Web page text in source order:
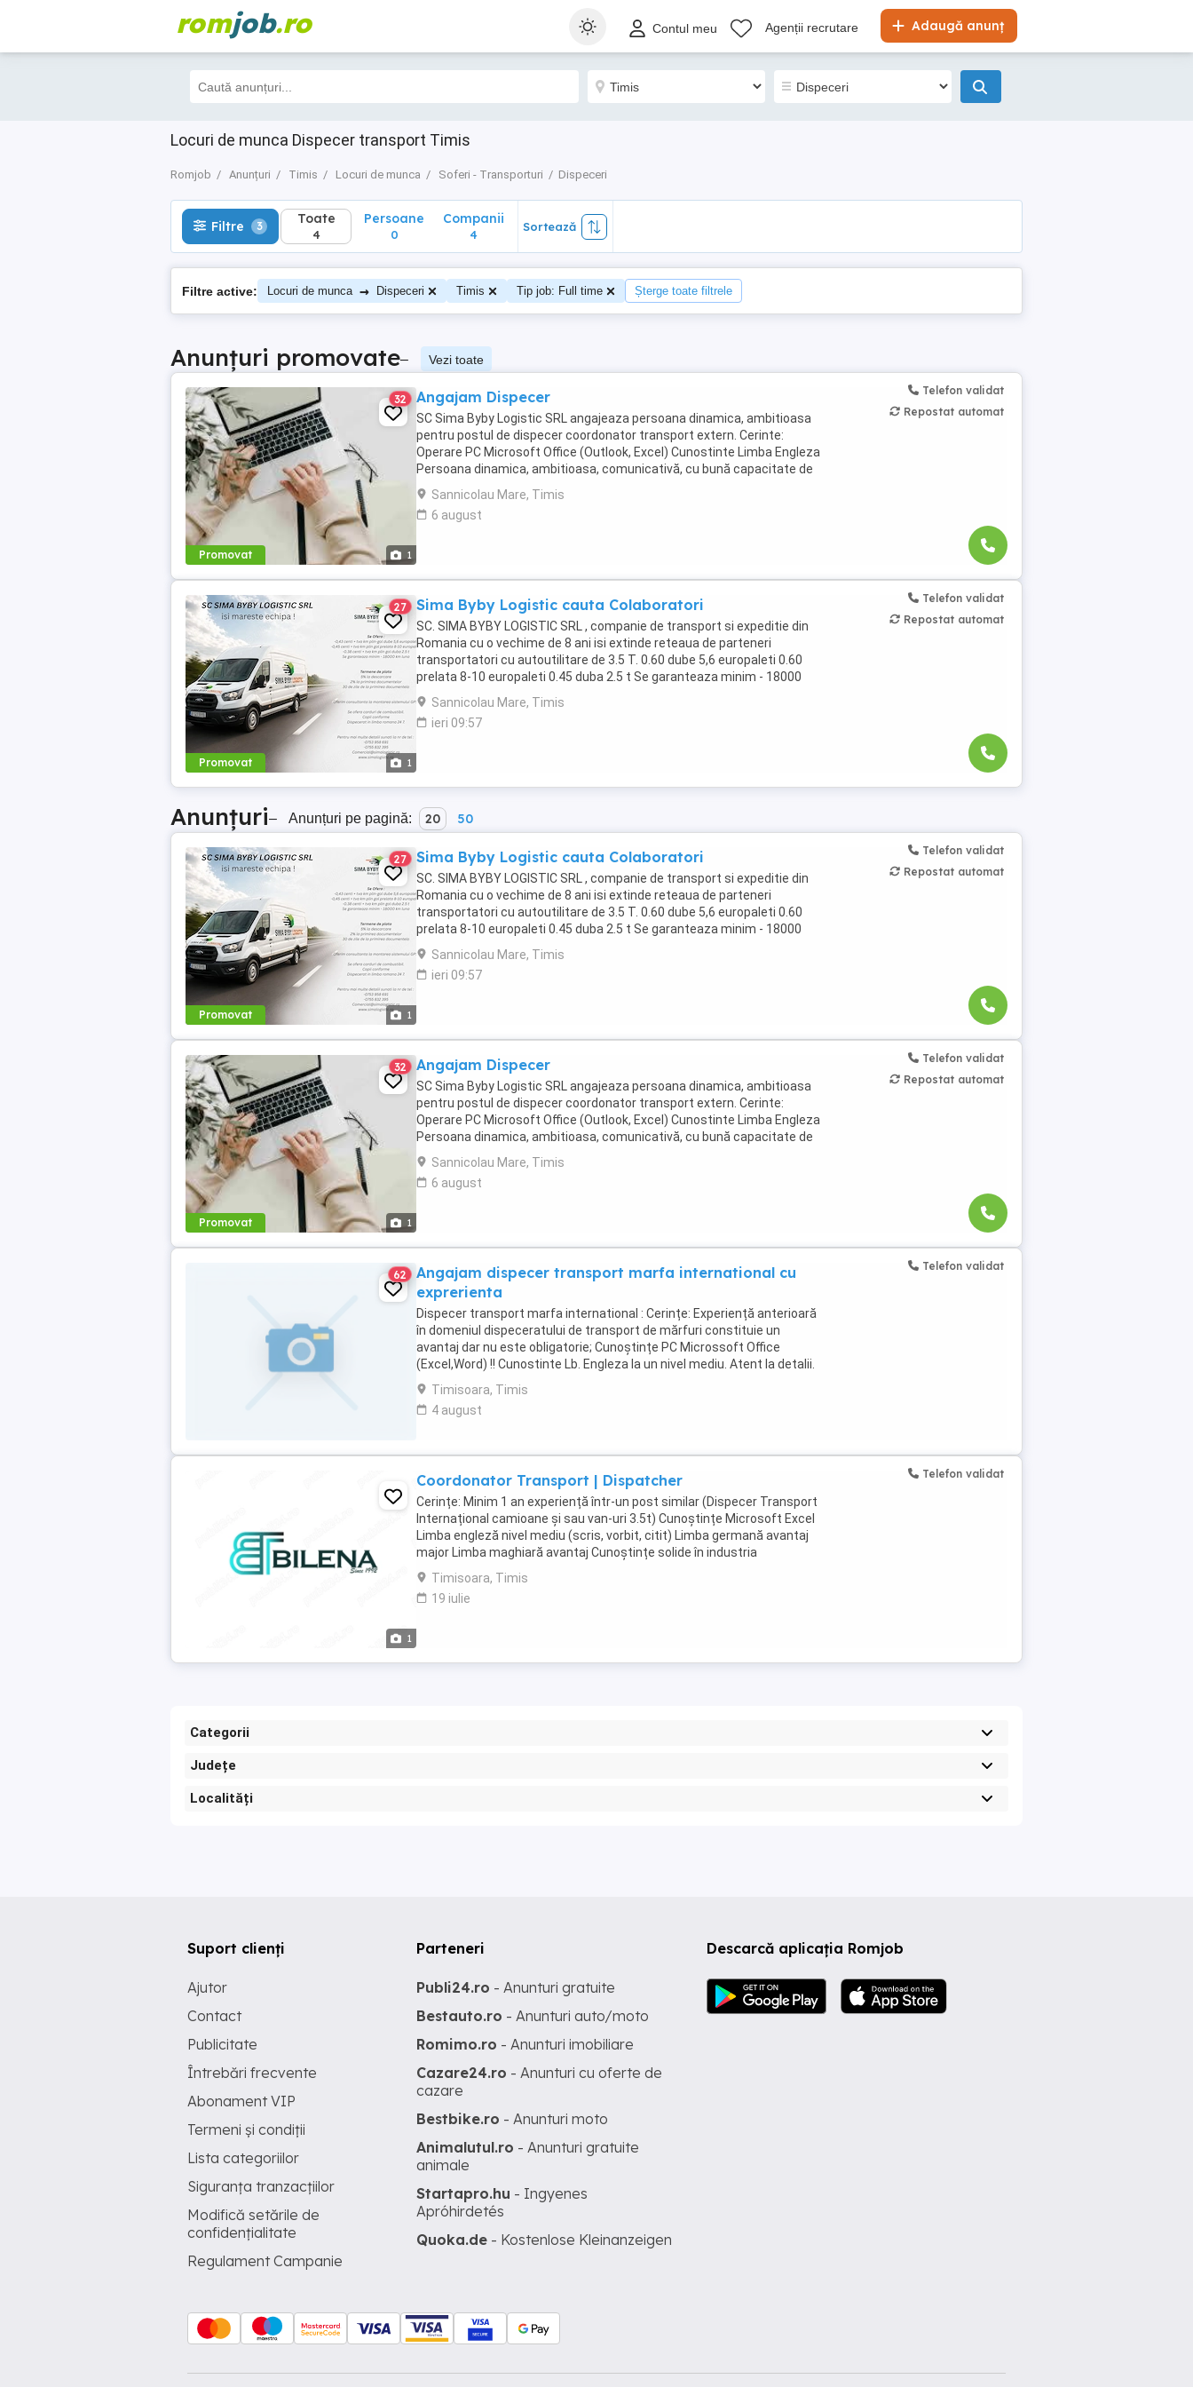
romjob.ro Adaugă anunț
Contul meu Agenții recrutare
Locuri de munca Dispecer transport Timis
Romjob Anunțuri Timis Locuri de munca Soferi - Transporturi Dispeceri
Filtre 3 Toate
4
Filtre 3 Toate
4
Persoane
0
Companii
4
Sortează
Filtre active: Locuri de munca → Dispeceri Timis Tip job: Full time Șterge toate filtrele
Anunțuri promovate– Vezi toate
Promovat 1
32 Angajam Dispecer
SC Sima Byby Logistic SRL angajeaza persoana dinamica, ambitioasa
pentru postul de dispecer coordonator transport extern. Cerinte:
Operare PC Microsoft Office (Outlook, Excel) Cunostinte Limba Engleza
Persoana dinamica, ambitioasa, comunicativă, cu bună capacitate de
organizare și planificare, atentă ...
Sannicolau Mare, Timis
6 august
Telefon validat
Repostat automat
Promovat 1
27 Sima Byby Logistic cauta Colaboratori
SC. SIMA BYBY LOGISTIC SRL , companie de transport si expeditie din
Romania cu o vechime de 8 ani isi extinde reteaua de parteneri
transportatori cu autoutilitare de 3.5 T. 0.60 dube 5,6 europaleti 0.60
prelata 8-10 europaleti 0.45 duba 2.5 t Se garanteaza minim - 18000
km luna termene de plata ...
Sannicolau Mare, Timis
ieri 09:57
Telefon validat
Repostat automat
Anunțuri– Anunțuri pe pagină: 20 50
Promovat 1
27 Sima Byby Logistic cauta Colaboratori
SC. SIMA BYBY LOGISTIC SRL , companie de transport si expeditie din
Romania cu o vechime de 8 ani isi extinde reteaua de parteneri
transportatori cu autoutilitare de 3.5 T. 0.60 dube 5,6 europaleti 0.60
prelata 8-10 europaleti 0.45 duba 2.5 t Se garanteaza minim - 18000
km luna termene de plata ...
Sannicolau Mare, Timis
ieri 09:57
Telefon validat
Repostat automat
Promovat 1
32 Angajam Dispecer
SC Sima Byby Logistic SRL angajeaza persoana dinamica, ambitioasa
pentru postul de dispecer coordonator transport extern. Cerinte:
Operare PC Microsoft Office (Outlook, Excel) Cunostinte Limba Engleza
Persoana dinamica, ambitioasa, comunicativă, cu bună capacitate de
organizare și planificare, atentă ...
Sannicolau Mare, Timis
6 august
Telefon validat
Repostat automat
62
Angajam dispecer transport marfa international cu
exprerienta
Dispecer transport marfa international : Cerințe: Experiență anterioară
în domeniul dispeceratului de transport de mărfuri constituie un
avantaj dar nu este obligatorie; Cunoștințe PC Microssoft Office
(Excel,Word) !! Cunostinte Lb. Engleza la un nivel mediu. Atent la detalii.
Responsabilități: Planificarea ...
Timisoara, Timis
4 august
Telefon validat
1
Coordonator Transport | Dispatcher
Cerințe: Minim 1 an experiență într-un post similar (Dispecer Transport
Internațional camioane și sau van-uri 3.5t) Cunoștințe Microsoft Excel
Limba engleză nivel mediu (scris, vorbit, citit) Limba germană avantaj
major Limba maghiară avantaj Cunoștințe solide în industria
transportului ...
Timisoara, Timis
19 iulie
Telefon validat
Categorii
Județe
Localități
Descarcă aplicația Romjob
Suport clienți
Ajutor
Contact
Publicitate
Întrebări frecvente
Abonament VIP
Termeni și condiții
Lista categoriilor
Siguranța tranzacțiilor
Modifică setările de
confidențialitate
Regulament Campanie
Parteneri
Publi24.ro - Anunturi gratuite
Bestauto.ro - Anunturi auto/moto
Romimo.ro - Anunturi imobiliare
Cazare24.ro - Anunturi cu oferte de
cazare
Bestbike.ro - Anunturi moto
Animalutul.ro - Anunturi gratuite
animale
Startapro.hu - Ingyenes
Apróhirdetés
Quoka.de - Kostenlose Kleinanzeigen